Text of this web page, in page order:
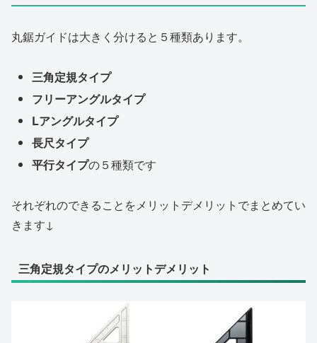
丸鋸ガイドは大きく分けると５種類あります。
三角定規タイプ
フリーアングルタイプ
Lアングルタイプ
長尺タイプ
平行タイプの５種類です
それぞれのできることをメリットデメリットでまとめてい
きます↓
三角定規タイプのメリットデメリット